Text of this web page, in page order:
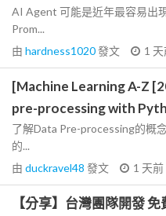
AI Agent 可能是近年最容易出
Prom...
由 hardness1020發文 1
[Machine Learning A-Z
pre-processing with
了解Data Pre-processing的概
的...
由 duckravel48 發文 1 天前
【分享】台灣團隊開發